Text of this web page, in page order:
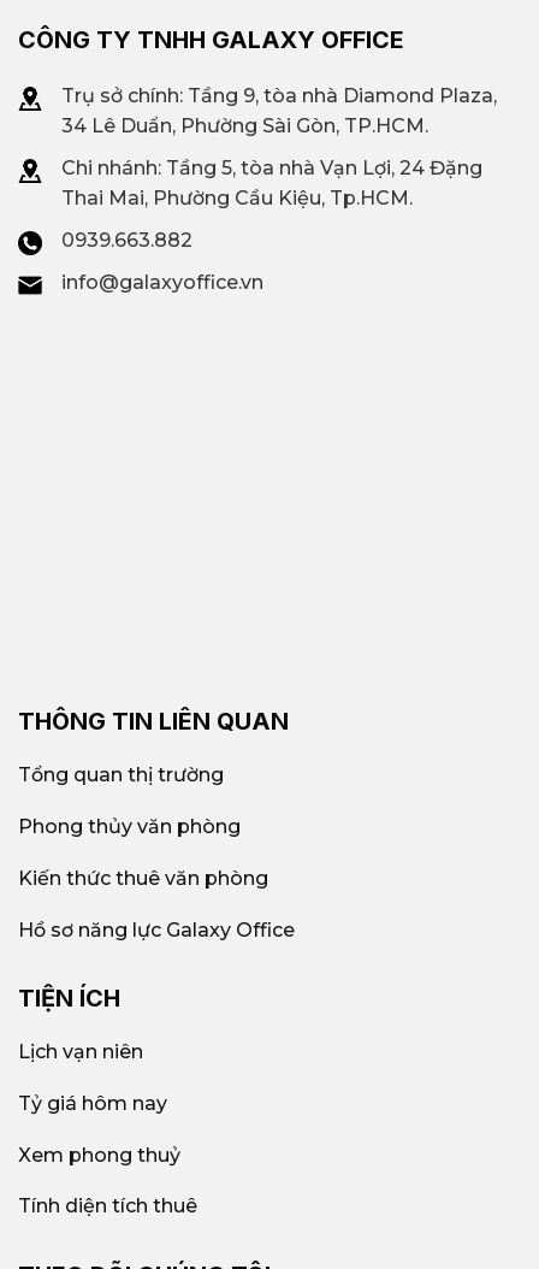
CÔNG TY TNHH GALAXY OFFICE
Trụ sở chính: Tầng 9, tòa nhà Diamond Plaza,
34 Lê Duẩn, Phường Sài Gòn, TP.HCM.
Chi nhánh: Tầng 5, tòa nhà Vạn Lợi, 24 Đặng
Thai Mai, Phường Cầu Kiệu, Tp.HCM.
0939.663.882
info@galaxyoffice.vn
THÔNG TIN LIÊN QUAN
Tổng quan thị trường
Phong thủy văn phòng
Kiến thức thuê văn phòng
Hồ sơ năng lực Galaxy Office
TIỆN ÍCH
Lịch vạn niên
Tỷ giá hôm nay
Xem phong thuỷ
Tính diện tích thuê